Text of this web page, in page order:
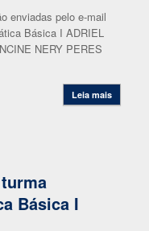
enviadas pelo e-mail
Básica I ADRIEL
NERY PERES
Leia mais
Básica I